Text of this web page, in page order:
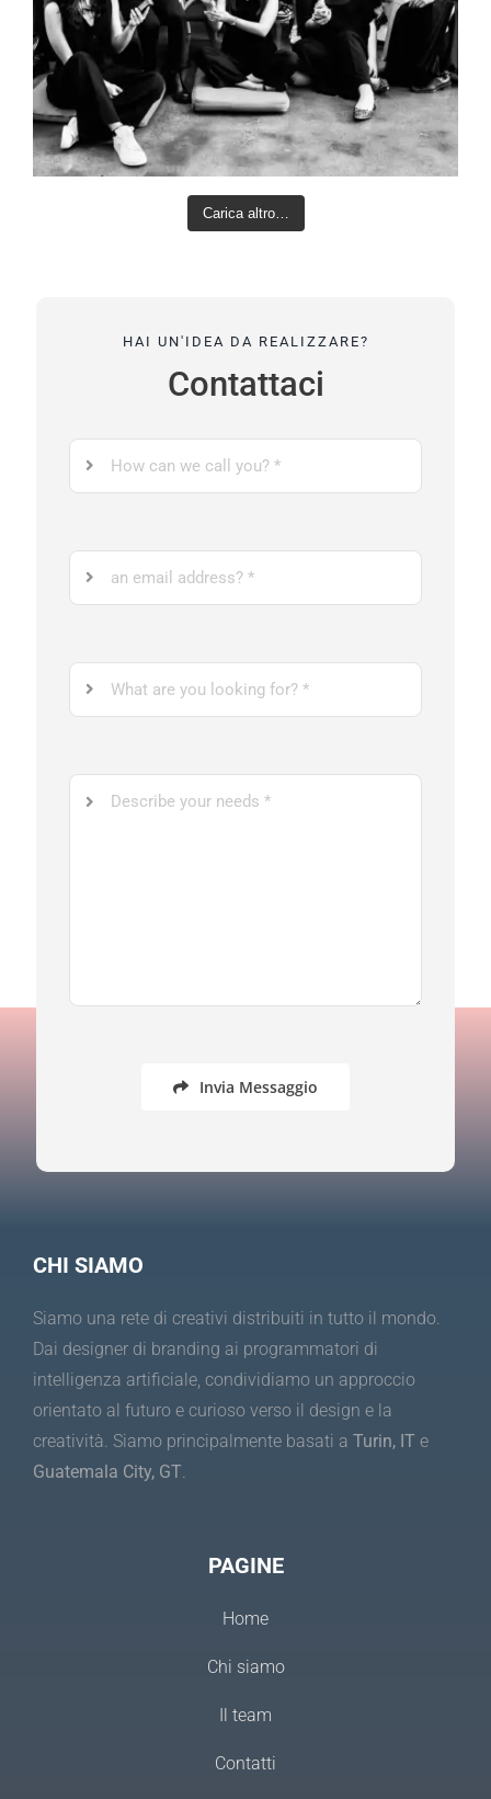
Carica altro…
HAI UN'IDEA DA REALIZZARE?
Contattaci
Invia Messaggio
CHI SIAMO
Siamo una rete di creativi distribuiti in tutto il mondo.
Dai designer di branding ai programmatori di
intelligenza artificiale, condividiamo un approccio
orientato al futuro e curioso verso il design e la
creatività. Siamo principalmente basati a Turin, IT e
Guatemala City, GT.
PAGINE
Home
Chi siamo
Il team
Contatti